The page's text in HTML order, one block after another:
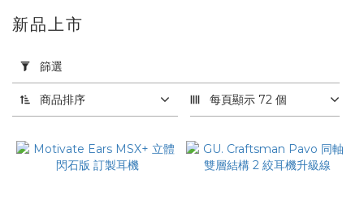
用
篩
選
(0/20)
價格
(HK$)
新品上市
篩選
商品排序 每頁顯示 72 個